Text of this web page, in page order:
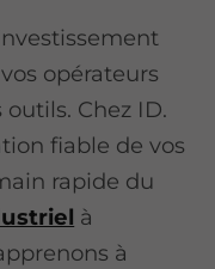
opérateurs
Chez ID.
fiable de vos
rapide du
à
à